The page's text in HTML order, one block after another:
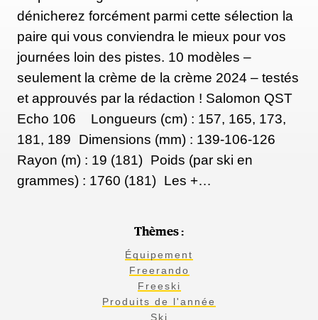
dénicherez forcément parmi cette sélection la
paire qui vous conviendra le mieux pour vos
journées loin des pistes. 10 modèles –
seulement la crème de la crème 2024 – testés
et approuvés par la rédaction ! Salomon QST
Echo 106 Longueurs (cm) : 157, 165, 173,
181, 189 Dimensions (mm) : 139-106-126
Rayon (m) : 19 (181) Poids (par ski en
grammes) : 1760 (181) Les +…
Thèmes :
Équipement
Freerando
Freeski
Produits de l'année
Ski